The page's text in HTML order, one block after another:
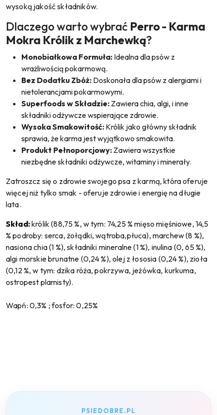
wysoką jakość składników.
Dlaczego warto wybrać Perro - Karma
Mokra Królik z Marchewką?
Monobiałkowa Formuła: Idealna dla psów z
wrażliwością pokarmową.
Bez Dodatku Zbóż: Doskonała dla psów z alergiami i
nietolerancjami pokarmowymi.
Superfoods w Składzie: Zawiera chia, algi, i inne
składniki odżywcze wspierające zdrowie.
Wysoka Smakowitość: Królik jako główny składnik
sprawia, że karma jest wyjątkowo smakowita.
Produkt Pełnoporcjowy: Zawiera wszystkie
niezbędne składniki odżywcze, witaminy i minerały.
Zatroszcz się o zdrowie swojego psa z karmą, która oferuje
więcej niż tylko smak - oferuje zdrowie i energię na długie
lata.
Skład:królik (88,75 %, w tym: 74,25 % mięso mięśniowe, 14,5
% podroby: serca, żołądki, wątroba,płuca), marchew (8 %),
nasiona chia (1 %), składniki mineralne (1 %), inulina (0, 65 %),
algi morskie brunatne (0,24 %), olej z łososia (0,24 %), zioła
(0,12 %, w tym: dzika róża, pokrzywa, jeżówka, kurkuma,
ostropest plamisty).
Wapń: 0,3% ; fosfor: 0,25%
PSIEDOBRE.PL